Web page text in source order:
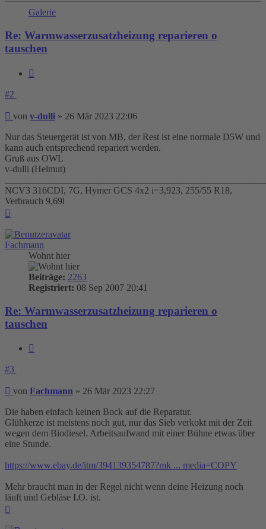
Galerie
Re: Warmwasserzusatzheizung reparieren o
tauschen
#2
Beitrag
von v-dulli » 26 Mär 2023 22:06
Nur das Steuergerät ist von MB, der Rest ist eine normale D5W und
kann auch entsprechend repariert werden.
Gruß aus OWL
v-dulli (Helmut)
NCV3 316CDI, 7G, Hymer GCS 4x2 i=3,923, 255/55 R18,
Verbrauch 9,69l
Fachmann
Wohnt hier
Beiträge: 2263
Registriert: 08 Sep 2007 20:41
Re: Warmwasserzusatzheizung reparieren o
tauschen
#3
Beitrag
von Fachmann » 26 Mär 2023 22:27
Die haben einfach keinen Bock auf die Reparatur.
Glühkerze ist meistens noch gut, nur das Sieb verkokt mit der Zeit
wegen dem Biodiesel. Arbeitsaufwand mit einer Bühne etwas über
eine Stunde.
https://www.ebay.de/itm/394139354787?mk ... media=COPY
Mehr braucht man in der Regel nicht wenn deine Heizung noch
läuft und Gebläse I.O. ist.